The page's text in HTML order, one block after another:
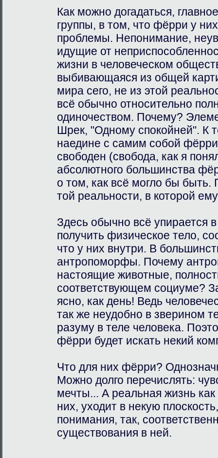
Как можно догадаться,
группы, в том, что фёрри у
проблемы. Непонимание,
идущие от
жизни в человеческом
выбивающаяся из общей
мира сего, не из этой
всё обычно относительно
одиночеством. Почему?
Шрек, "Одному спокойней". К
наедине с самим собой фёрри
свободен (свобода, как я
абсолютного большинства
о том, как всё могло бы
той реальности, в которой
Здесь обычно всё упирается
получить физическое тело,
что у них внутри. В
антропоморфы. Почему
настоящие животные,
соответствующем социуме?
ясно, как день! Ведь
так же неудобно в зверином
разуму в теле человека.
фёрри будет искать некий
Что для них фёрри?
Можно долго перечислять:
мечты... А реальная жизнь как
них, уходит в некую
понимания, так,
существования в ней.